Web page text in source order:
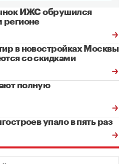
ИЖС обрушился
регионе
в новостройках Москвы
со скидками
полную
упало в пять раз